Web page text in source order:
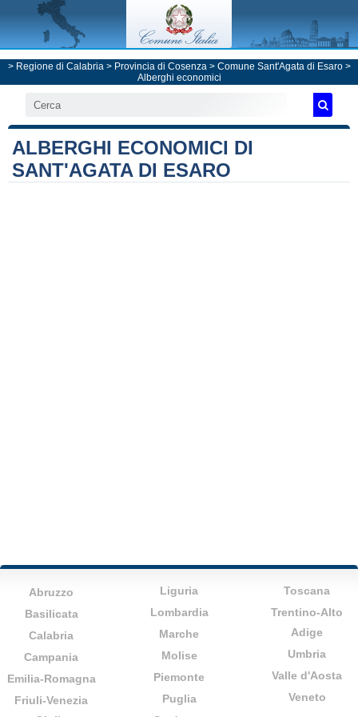
> Regione di Calabria> Provincia di Cosenza> Comune Sant'Agata di Esaro>
Alberghi economici
ALBERGHI ECONOMICI DI
SANT'AGATA DI ESARO
Abruzzo
Basilicata
Calabria
Campania
Emilia-Romagna
Friuli-Venezia
Liguria
Lombardia
Marche
Molise
Piemonte
Puglia
Toscana
Trentino-Alto
Adige
Umbria
Valle d'Aosta
Veneto